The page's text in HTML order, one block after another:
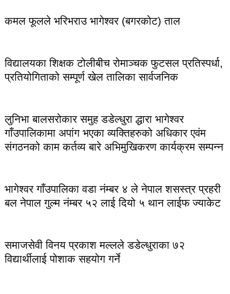
कमल फूलले भरिभराउ भागेश्वर (बगरकोट) ताल
विद्यालयका शिक्षक टोलीबीच रोमाञ्चक फुटसल प्रतिस्पर्धा,
प्रतियोगिताको सम्पूर्ण खेल तालिका सार्वजनिक
लुनिभा बालसरोकार समुह डडेल्धुरा द्धारा भागेश्वर
गाँउपालिकामा अपांग भएका व्यक्तिहरुको अधिकार एवंम
संगठनको काम कर्तव्य बारे अभिमुखिकरण कार्यक्रम सम्पन्न
भागेश्वर गाँउपालिका वडा नंम्बर ४ ले नेपाल शसस्त्र प्रहरी
बल नेपाल गुल्म नंम्बर ५२ लाई दियो ५ थान लाईफ ज्याकेट
समाजसेवी विनय प्रकाश मल्लले डडेल्धुराका ७२
विद्यार्थीलाई पोशाक सहयोग गर्ने